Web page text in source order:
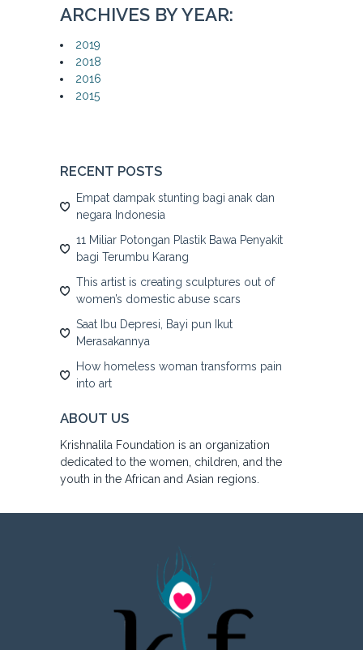
ARCHIVES BY YEAR:
2019
2018
2016
2015
RECENT POSTS
Empat dampak stunting bagi anak dan
negara Indonesia
11 Miliar Potongan Plastik Bawa Penyakit
bagi Terumbu Karang
This artist is creating sculptures out of
women’s domestic abuse scars
Saat Ibu Depresi, Bayi pun Ikut
Merasakannya
How homeless woman transforms pain
into art
ABOUT US
Krishnalila Foundation is an organization
dedicated to the women, children, and the
youth in the African and Asian regions.